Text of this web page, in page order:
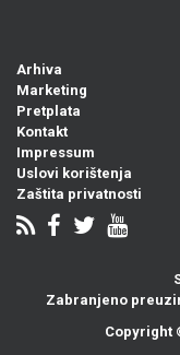
Arhiva
Marketing
Pretplata
Kontakt
Impressum
Uslovi korištenja
Zaštita privatnosti
Zabranjeno
Copyright